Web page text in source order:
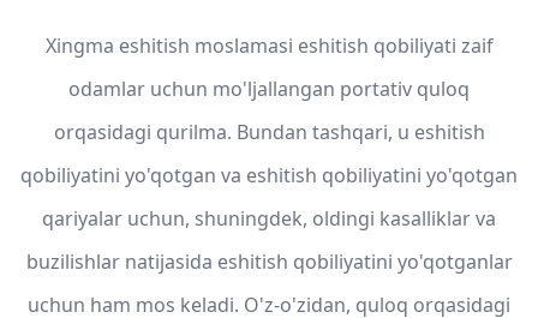
Xingma eshitish moslamasi eshitish qobiliyati zaif
odamlar uchun mo'ljallangan portativ quloq
orqasidagi qurilma. Bundan tashqari, u eshitish
qobiliyatini yo'qotgan va eshitish qobiliyatini yo'qotgan
qariyalar uchun, shuningdek, oldingi kasalliklar va
buzilishlar natijasida eshitish qobiliyatini yo'qotganlar
uchun ham mos keladi. O'z-o'zidan, quloq orqasidagi